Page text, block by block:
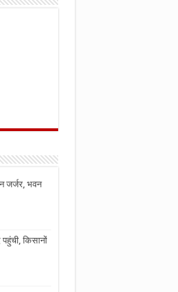
जर्जर, भवन
किसानों